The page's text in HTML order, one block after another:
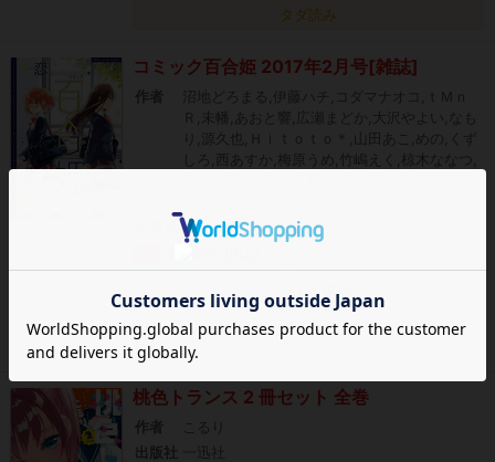
タダ読み
コミック百合姫 2017年2月号[雑誌]
作者
沼地どろまる,伊藤ハチ,コダマナオコ,ｔＭｎ
Ｒ,未幡,あおと響,広瀬まどか,大沢やよい,なも
り,源久也,Ｈｉｔｏｔｏ＊,山田あこ,めの,くず
しろ,西あすか,梅原うめ,竹嶋えく,椋木ななつ,
一迅社
(電子書籍)
タダ読み
桃色トランス 2 冊セット 全巻
作者
こるり
出版社
一迅社